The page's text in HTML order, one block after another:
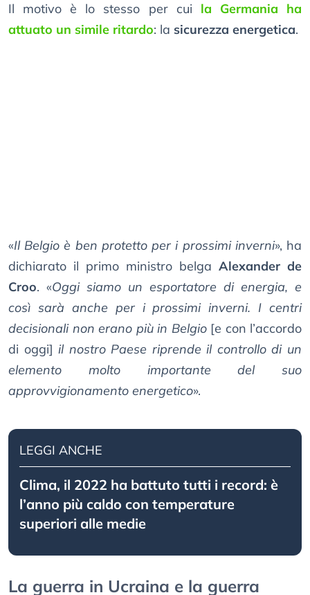
Il motivo è lo stesso per cui la Germania ha
attuato un simile ritardo: la sicurezza energetica.
«Il Belgio è ben protetto per i prossimi inverni», ha
dichiarato il primo ministro belga Alexander de
Croo. «Oggi siamo un esportatore di energia, e
così sarà anche per i prossimi inverni. I centri
decisionali non erano più in Belgio[e con l’accordo
di oggi]il nostro Paese riprende il controllo di un
elemento molto importante del suo
approvvigionamento energetico».
LEGGI ANCHE
Clima, il 2022 ha battuto tutti i record: è
l’anno più caldo con temperature
superiori alle medie
La guerra in Ucraina e la guerra